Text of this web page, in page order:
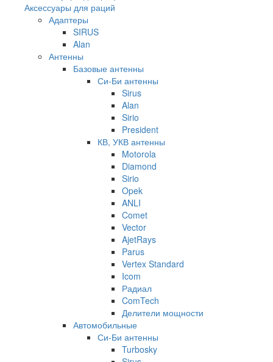
Аксессуары для раций
Адаптеры
SIRUS
Alan
Антенны
Базовые антенны
Си-Би антенны
Sirus
Alan
Sirio
President
КВ, УКВ антенны
Motorola
Diamond
Sirio
Opek
ANLI
Comet
Vector
AjetRays
Parus
Vertex Standard
Icom
Радиал
ComTech
Делители мощности
Автомобильные
Си-Би антенны
Turbosky